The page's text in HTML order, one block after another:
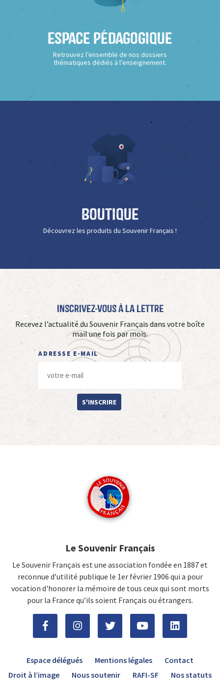
Espace Pédagogique
Retrouvez l’ensemble de nos dossiers
thématiques dédiés à l’enseignement.
Boutique
Découvrez les produits du Souvenir Français !
Inscrivez-vous à La Lettre
Recevez l’actualité du Souvenir Français dans votre boîte
mail une fois par mois.
ADRESSE E-MAIL
S'INSCRIRE
Le Souvenir Français
Le Souvenir Français est une association fondée en 1887 et
reconnue d’utilité publique le 1er février 1906 qui a pour
vocation d'honorer la mémoire de tous ceux qui sont morts
pour la France qu’ils soient Français ou étrangers.
Espace délégués Mentions légales
Contact
Droit à l’image
Nous soutenir RAFI-SF Nos statuts